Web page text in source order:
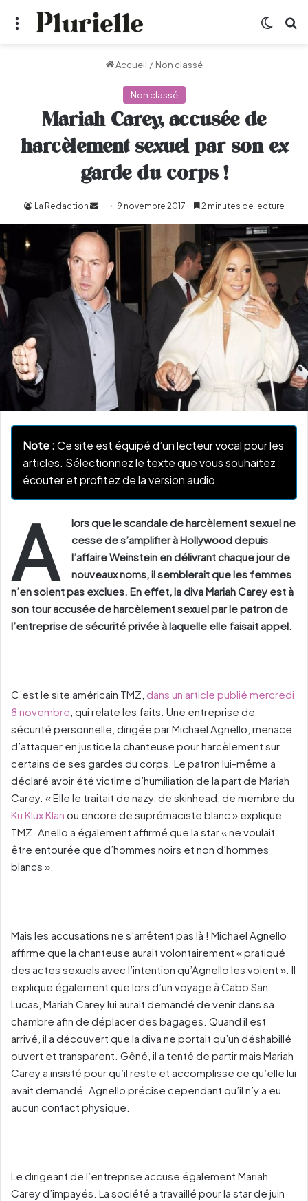
Menu
Accueil / Non classé
Non classé
Mariah Carey, accusée de
harcèlement sexuel par son ex
garde du corps !
La Redaction
Envoyer
un
courriel
9 novembre 2017 2 minutes de lecture
Note :Ce site est équipé d’un lecteur vocal pour les
articles. Sélectionnez le texte que vous souhaitez
écouter et profitez de la version audio.
A
lors que le scandale de harcèlement sexuel ne
cesse de s’amplifier à Hollywood depuis
l’affaire Weinstein en délivrant chaque jour de
nouveaux noms, il semblerait que les femmes
n’en soient pas exclues. En effet, la diva Mariah Carey est à
son tour accusée de harcèlement sexuel par le patron de
l’entreprise de sécurité privée à laquelle elle faisait appel.
C’est le site américain TMZ, dans un article publié mercredi
8 novembre , qui relate les faits. Une entreprise de
sécurité personnelle, dirigée par Michael Agnello, menace
d’attaquer en justice la chanteuse pour harcèlement sur
certains de ses gardes du corps. Le patron lui-même a
déclaré avoir été victime d’humiliation de la part de Mariah
Carey. « Elle le traitait de nazy, de skinhead, de membre du
Ku Klux Klan ou encore de suprémaciste blanc » explique
TMZ. Anello a également affirmé que la star « ne voulait
être entourée que d’hommes noirs et non d’hommes
blancs ».
Mais les accusations ne s’arrêtent pas là ! Michael Agnello
affirme que la chanteuse aurait volontairement « pratiqué
des actes sexuels avec l’intention qu’Agnello les voient ». Il
explique également que lors d’un voyage à Cabo San
Lucas, Mariah Carey lui aurait demandé de venir dans sa
chambre afin de déplacer des bagages. Quand il est
arrivé, il a découvert que la diva ne portait qu’un déshabillé
ouvert et transparent. Gêné, il a tenté de partir mais Mariah
Carey a insisté pour qu’il reste et accomplisse ce qu’elle lui
avait demandé. Agnello précise cependant qu’il n’y a eu
aucun contact physique.
Le dirigeant de l’entreprise accuse également Mariah
Carey d’impayés. La société a travaillé pour la star de juin